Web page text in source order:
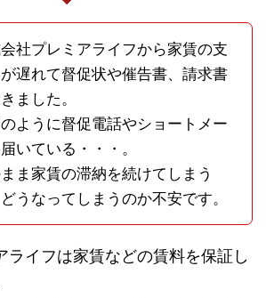
社プレミアライフから家賃の支
遅れて督促状や催告書、請求書
ました。
ように督促電話やショートメー
いている・・・。
ま家賃の滞納を続けてしまう
うなってしまうのか不安です。
ライフは家賃などの賃料を保証し